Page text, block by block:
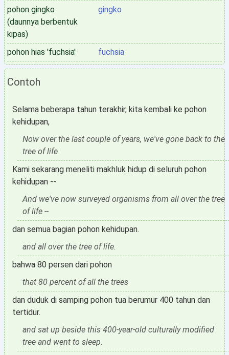
pohon gingko
(daunnya berbentuk
kipas)
gingko
pohon hias 'fuchsia' fuchsia
Contoh
Selama beberapa tahun terakhir, kita kembali ke pohon
kehidupan,
Now over the last couple of years, we've gone back to the
tree of life
Kami sekarang meneliti makhluk hidup di seluruh pohon
kehidupan --
And we've now surveyed organisms from all over the tree
of life --
dan semua bagian pohon kehidupan.
and all over the tree of life.
bahwa 80 persen dari pohon
that 80 percent of all the trees
dan duduk di samping pohon tua berumur 400 tahun dan
tertidur.
and sat up beside this 400-year-old culturally modified
tree and went to sleep.